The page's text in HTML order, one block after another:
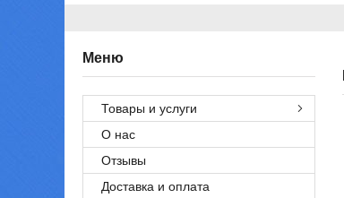
Товары и услуги
О нас
Отзывы
Доставка и оплата